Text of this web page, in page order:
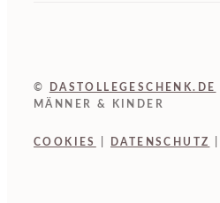
© DASTOLLEGESCHENK.DE
MÄNNER & KINDER
COOKIES DATENSCHUTZ